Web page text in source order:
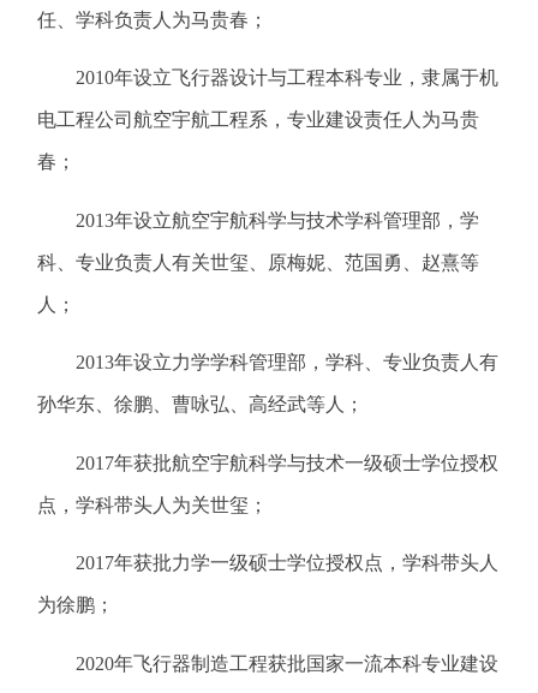
任、学科负责人为马贵春；
2010年设立飞行器设计与工程本科专业，隶属于机
电工程公司航空宇航工程系，专业建设责任人为马贵
春；
2013年设立航空宇航科学与技术学科管理部，学
科、专业负责人有关世玺、原梅妮、范国勇、赵熹等
人；
2013年设立力学学科管理部，学科、专业负责人有
孙华东、徐鹏、曹咏弘、高经武等人；
2017年获批航空宇航科学与技术一级硕士学位授权
点，学科带头人为关世玺；
2017年获批力学一级硕士学位授权点，学科带头人
为徐鹏；
2020年飞行器制造工程获批国家一流本科专业建设